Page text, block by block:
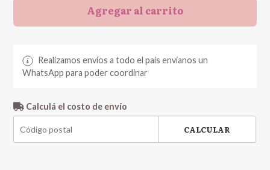
Agregar al carrito
Realizamos envíos a todo el país envíanos un
WhatsApp para poder coordinar
Calculá el costo de envío
CALCULAR